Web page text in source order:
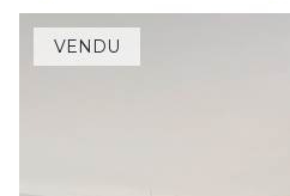
VENDU